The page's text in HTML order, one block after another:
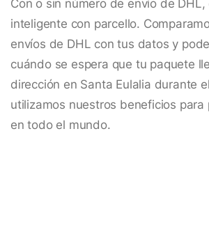
Con o sin número de envío de DHL,
inteligente con parcello.
envíos de DHL con tus datos y
cuándo se espera que tu paquete
dirección en Santa Eulalia durante
utilizamos nuestros beneficios para
en todo el mundo.